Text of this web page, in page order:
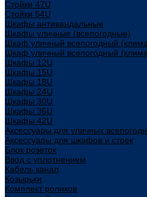
Стойки 47U
Стойки 54U
Шкафы антивандальные
Шкафы уличные (всепогодные)
Шкаф уличный всепогодный
Шкаф уличный всепогодный
Шкафы 12U
Шкафы 15U
Шкафы 18U
Шкафы 24U
Шкафы 30U
Шкафы 36U
Шкафы 42U
Аксессуары для уличных
Аксессуары для шкафов и стоек
Блок розеток
Ввод с уплотнением
Кабель канал
Козырьки
Комплект роликов